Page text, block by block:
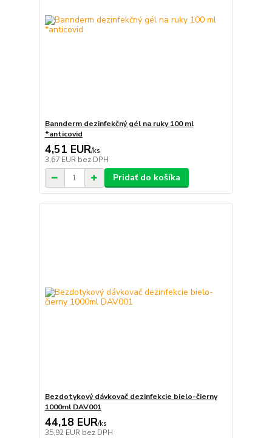
Bannderm dezinfekčný gél na ruky 100 ml
*anticovid
4,51 EUR/ks
3,67 EUR bez DPH
Pridať do košíka
Bezdotykový dávkovač dezinfekcie bielo-čierny
1000ml DAV001
44,18 EUR/ks
35,92 EUR bez DPH